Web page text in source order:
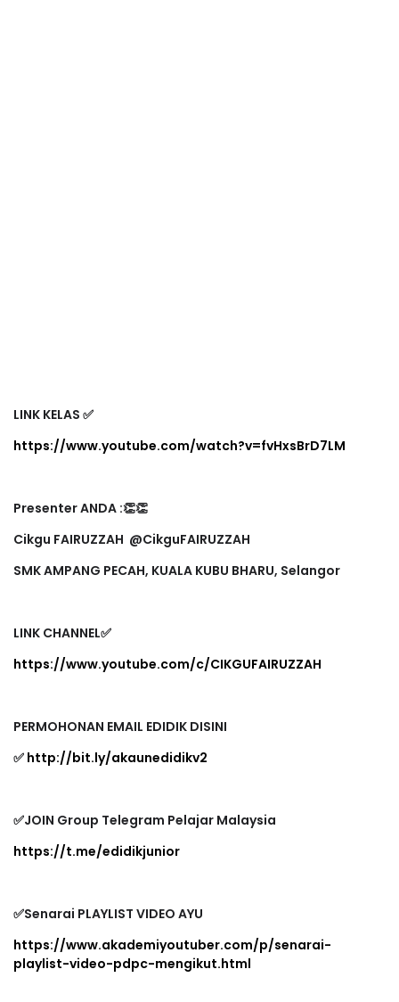
LINK KELAS ✅
https://www.youtube.com/watch?v=fvHxsBrD7LM
Presenter ANDA :👏👏
Cikgu FAIRUZZAH @CikguFAIRUZZAH
SMK AMPANG PECAH, KUALA KUBU BHARU, Selangor
LINK CHANNEL✅
https://www.youtube.com/c/CIKGUFAIRUZZAH
PERMOHONAN EMAIL EDIDIK DISINI
✅ http://bit.ly/akaunedidikv2
✅JOIN Group Telegram Pelajar Malaysia
https://t.me/edidikjunior
✅Senarai PLAYLIST VIDEO AYU
https://www.akademiyoutuber.com/p/senarai-
playlist-video-pdpc-mengikut.html